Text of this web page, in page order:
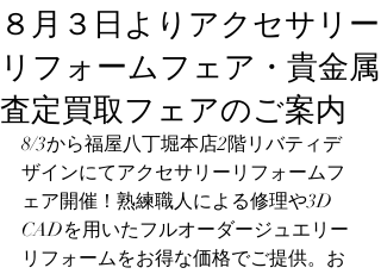
８月３日よりアクセサリー
リフォームフェア・貴金属
査定買取フェアのご案内
8/3から福屋八丁堀本店2階リバティデ
ザインにてアクセサリーリフォームフ
ェア開催！熟練職人による修理や3D
CADを用いたフルオーダージュエリー
リフォームをお得な価格でご提供。お